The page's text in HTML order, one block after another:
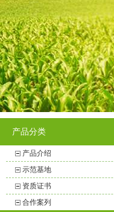
产品分类
产品介绍
示范基地
资质证书
合作案列